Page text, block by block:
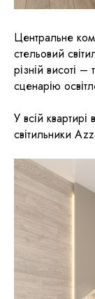
Центральне
стельовий
різній висоті
сценарію
У всій квартирі
світильники